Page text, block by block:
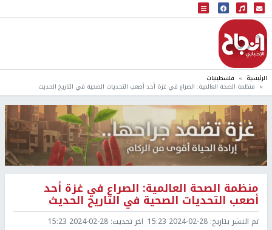
البث المباشر
إذاعة النجاح
الرئيسية فلسطينيات
منظمة الصحة العالمية: الصراع في غزة أحد أصعب التحديات الصحية في التاريخ الحديث
منظمة الصحة العالمية: الصراع في غزة أحد
أصعب التحديات الصحية في التاريخ الحديث
تم النشر بتاريخ: 2024-02-28 15:23 اخر تحديث: 2024-02-28 15:23